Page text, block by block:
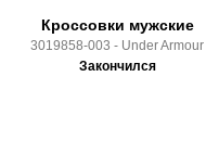
Кроссовки мужские
3019858-003 - Under Armour
Закончился